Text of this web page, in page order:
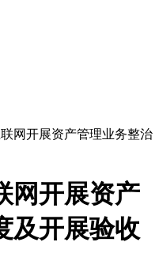
网开展资产管理业务整治
网开展资产
及开展验收